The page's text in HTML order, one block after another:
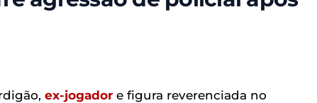
ex-jogador e figura reverenciada no